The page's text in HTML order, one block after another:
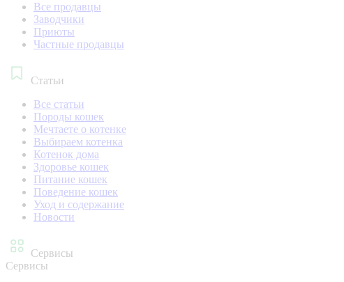
Все продавцы
Заводчики
Приюты
Частные продавцы
Статьи
Все статьи
Породы кошек
Мечтаете о котенке
Выбираем котенка
Котенок дома
Здоровье кошек
Питание кошек
Поведение кошек
Уход и содержание
Новости
Сервисы
Сервисы